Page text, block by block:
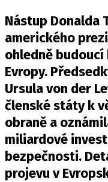
Nástup Donalda
amerického
ohledně
Evropy.
Ursula von der
členské státy k
obraně a
miliardové
bezpečnosti.
projevu v